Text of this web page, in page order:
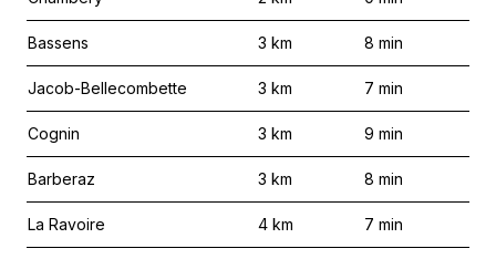
Bassens 3 km 8 min
Jacob-Bellecombette 3 km 7 min
Cognin 3 km 9 min
Barberaz 3 km 8 min
La Ravoire 4 km 7 min